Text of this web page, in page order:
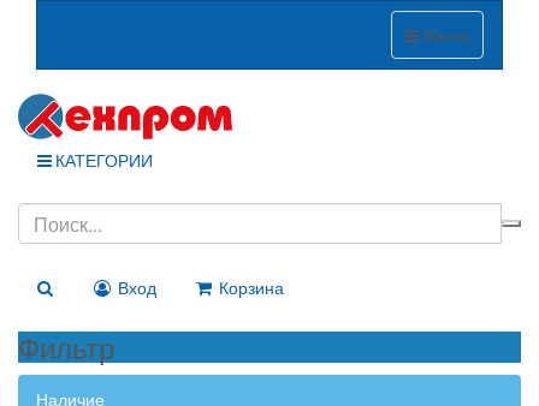
Меню
КАТЕГОРИИ
Вход Корзина
Фильтр
Наличие